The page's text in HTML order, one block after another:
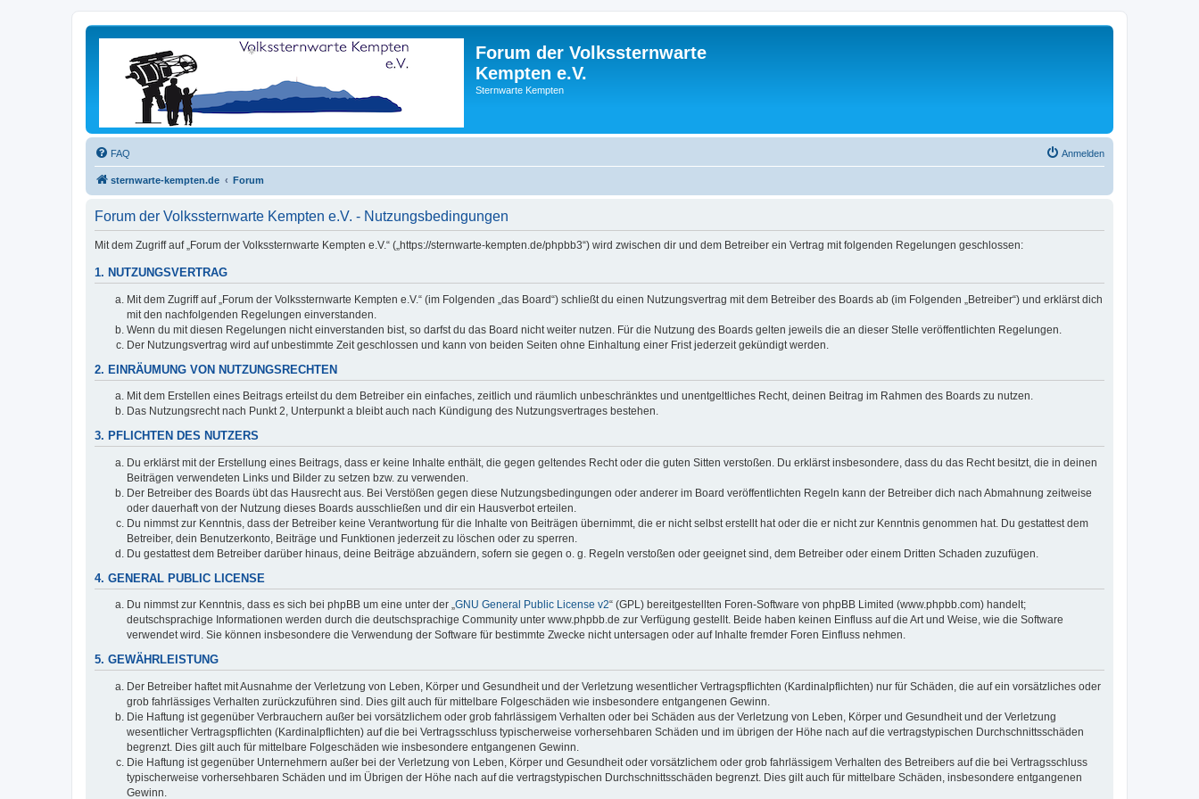
Forum der Volkssternwarte
Kempten e.V.
Sternwarte Kempten
FAQ Anmelden
sternwarte-kempten.de Forum
Forum der Volkssternwarte Kempten e.V. - Nutzungsbedingungen
Mit dem Zugriff auf „Forum der Volkssternwarte Kempten e.V.“ („https://sternwarte-kempten.de/phpbb3“) wird zwischen dir und dem Betreiber ein Vertrag mit folgenden Regelungen geschlossen:
1. NUTZUNGSVERTRAG
Mit dem Zugriff auf „Forum der Volkssternwarte Kempten e.V.“ (im Folgenden „das Board“) schließt du einen Nutzungsvertrag mit dem Betreiber des Boards ab (im Folgenden „Betreiber“) und erklärst dich
mit den nachfolgenden Regelungen einverstanden.
Wenn du mit diesen Regelungen nicht einverstanden bist, so darfst du das Board nicht weiter nutzen. Für die Nutzung des Boards gelten jeweils die an dieser Stelle veröffentlichten Regelungen.
Der Nutzungsvertrag wird auf unbestimmte Zeit geschlossen und kann von beiden Seiten ohne Einhaltung einer Frist jederzeit gekündigt werden.
2. EINRÄUMUNG VON NUTZUNGSRECHTEN
Mit dem Erstellen eines Beitrags erteilst du dem Betreiber ein einfaches, zeitlich und räumlich unbeschränktes und unentgeltliches Recht, deinen Beitrag im Rahmen des Boards zu nutzen.
Das Nutzungsrecht nach Punkt 2, Unterpunkt a bleibt auch nach Kündigung des Nutzungsvertrages bestehen.
3. PFLICHTEN DES NUTZERS
Du erklärst mit der Erstellung eines Beitrags, dass er keine Inhalte enthält, die gegen geltendes Recht oder die guten Sitten verstoßen. Du erklärst insbesondere, dass du das Recht besitzt, die in deinen
Beiträgen verwendeten Links und Bilder zu setzen bzw. zu verwenden.
Der Betreiber des Boards übt das Hausrecht aus. Bei Verstößen gegen diese Nutzungsbedingungen oder anderer im Board veröffentlichten Regeln kann der Betreiber dich nach Abmahnung zeitweise
oder dauerhaft von der Nutzung dieses Boards ausschließen und dir ein Hausverbot erteilen.
Du nimmst zur Kenntnis, dass der Betreiber keine Verantwortung für die Inhalte von Beiträgen übernimmt, die er nicht selbst erstellt hat oder die er nicht zur Kenntnis genommen hat. Du gestattest dem
Betreiber, dein Benutzerkonto, Beiträge und Funktionen jederzeit zu löschen oder zu sperren.
Du gestattest dem Betreiber darüber hinaus, deine Beiträge abzuändern, sofern sie gegen o. g. Regeln verstoßen oder geeignet sind, dem Betreiber oder einem Dritten Schaden zuzufügen.
4. GENERAL PUBLIC LICENSE
Du nimmst zur Kenntnis, dass es sich bei phpBB um eine unter der „GNU General Public License v2“ (GPL) bereitgestellten Foren-Software von phpBB Limited (www.phpbb.com) handelt;
deutschsprachige Informationen werden durch die deutschsprachige Community unter www.phpbb.de zur Verfügung gestellt. Beide haben keinen Einfluss auf die Art und Weise, wie die Software
verwendet wird. Sie können insbesondere die Verwendung der Software für bestimmte Zwecke nicht untersagen oder auf Inhalte fremder Foren Einfluss nehmen.
5. GEWÄHRLEISTUNG
Der Betreiber haftet mit Ausnahme der Verletzung von Leben, Körper und Gesundheit und der Verletzung wesentlicher Vertragspflichten (Kardinalpflichten) nur für Schäden, die auf ein vorsätzliches oder
grob fahrlässiges Verhalten zurückzuführen sind. Dies gilt auch für mittelbare Folgeschäden wie insbesondere entgangenen Gewinn.
Die Haftung ist gegenüber Verbrauchern außer bei vorsätzlichem oder grob fahrlässigem Verhalten oder bei Schäden aus der Verletzung von Leben, Körper und Gesundheit und der Verletzung
wesentlicher Vertragspflichten (Kardinalpflichten) auf die bei Vertragsschluss typischerweise vorhersehbaren Schäden und im übrigen der Höhe nach auf die vertragstypischen Durchschnittsschäden
begrenzt. Dies gilt auch für mittelbare Folgeschäden wie insbesondere entgangenen Gewinn.
Die Haftung ist gegenüber Unternehmern außer bei der Verletzung von Leben, Körper und Gesundheit oder vorsätzlichem oder grob fahrlässigem Verhalten des Betreibers auf die bei Vertragsschluss
typischerweise vorhersehbaren Schäden und im Übrigen der Höhe nach auf die vertragstypischen Durchschnittsschäden begrenzt. Dies gilt auch für mittelbare Schäden, insbesondere entgangenen
Gewinn.